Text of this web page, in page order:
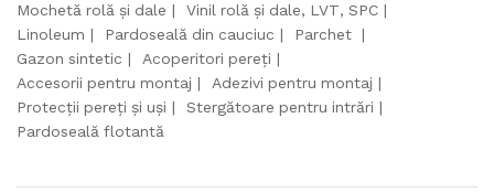
Mochetă rolă și dale
Vinil rolă și dale, LVT, SPC
Linoleum
Pardoseală din cauciuc
Parchet
Gazon sintetic
Acoperitori pereți
Accesorii pentru montaj
Adezivi pentru montaj
Protecții pereți și uși
Stergătoare pentru intrări
Pardoseală flotantă